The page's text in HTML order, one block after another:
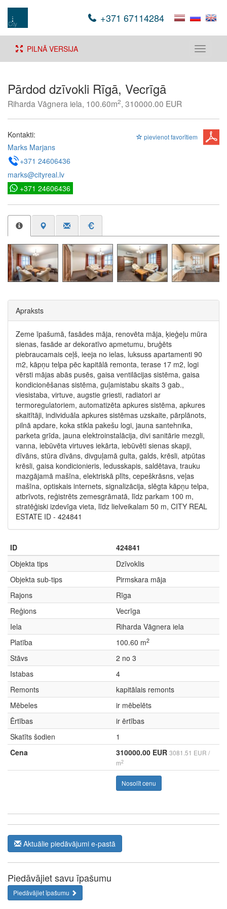
+371 67114284
Toggle
PILNĀ VERSIJA
Pārdod dzīvokli Rīgā, Vecrīgā
Riharda Vāgnera iela, 100.60m2, 310000.00 EUR
pievienot favorītiem
Kontakti:
Marks Marjans
+371 24606436
marks@cityreal.lv
+371 24606436
Apraksts
Zeme īpašumā, fasādes māja, renovēta māja, ķieģeļu mūra
sienas, fasāde ar dekoratīvo apmetumu, bruģēts
piebraucamais ceļš, ieeja no ielas, luksuss apartamenti 90
m2, kāpņu telpa pēc kapitālā remonta, terase 17 m2, logi
vērsti mājas abās pusēs, gaisa ventilācijas sistēma, gaisa
kondicionēšanas sistēma, guļamistabu skaits 3 gab.,
viesistaba, virtuve, augstie griesti, radiatori ar
termoregulatoriem, automatizēta apkures sistēma, apkures
skaitītāji, individuāla apkures sistēmas uzskaite, pārplānots,
pilnā apdare, koka stikla pakešu logi, jauna santehnika,
parketa grīda, jauna elektroinstalācija, divi sanitārie mezgli,
vanna, iebūvēta virtuves iekārta, iebūvēti sienas skapji,
dīvāns, stūra dīvāns, divguļamā gulta, galds, krēsli, atpūtas
krēsli, gaisa kondicionieris, ledusskapis, saldētava, trauku
mazgājamā mašīna, elektriskā plīts, cepeškrāsns, veļas
mašīna, optiskais internets, signalizācija, slēgta kāpņu telpa,
atbrīvots, reģistrēts zemesgrāmatā, līdz parkam 100 m,
stratēģiski izdevīga vieta, līdz lielveikalam 50 m, CITY REAL
ESTATE ID - 424841
ID
424841
Objekta tips
Dzīvoklis
Objekta sub-tips
Pirmskara māja
Rajons
Rīga
Reģions
Vecrīga
Iela
Riharda Vāgnera iela
Platība
100.60 m2
Stāvs
2 no 3
Istabas
4
Remonts
kapitālais remonts
Mēbeles
ir mēbelēts
Ērtības
ir ērtības
Skatīts šodien
1
Cena
310000.00 EUR 3081.51 EUR /
m2
Nosolīt cenu
Aktuālie piedāvājumi e-pastā
Piedāvājiet savu īpašumu
Piedāvājiet īpašumu